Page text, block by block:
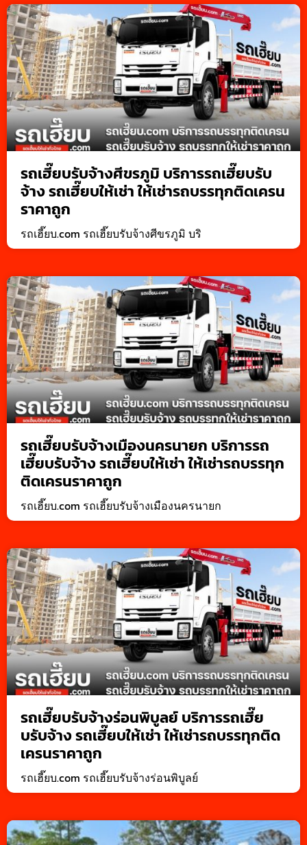
รถเฮี๊ยบรับจ้างศีขรภูมิ บริการรถเฮี๊ยบรับ
จ้าง รถเฮี๊ยบให้เช่า ให้เช่ารถบรรทุกติดเครน
ราคาถูก
รถเฮี๊ยบ.com รถเฮี๊ยบรับจ้างศีขรภูมิ บริ
รถเฮี๊ยบรับจ้างเมืองนครนายก บริการรถ
เฮี๊ยบรับจ้าง รถเฮี๊ยบให้เช่า ให้เช่ารถบรรทุก
ติดเครนราคาถูก
รถเฮี๊ยบ.com รถเฮี๊ยบรับจ้างเมืองนครนายก
รถเฮี๊ยบรับจ้างร่อนพิบูลย์ บริการรถเฮี๊ย
บรับจ้าง รถเฮี๊ยบให้เช่า ให้เช่ารถบรรทุกติด
เครนราคาถูก
รถเฮี๊ยบ.com รถเฮี๊ยบรับจ้างร่อนพิบูลย์